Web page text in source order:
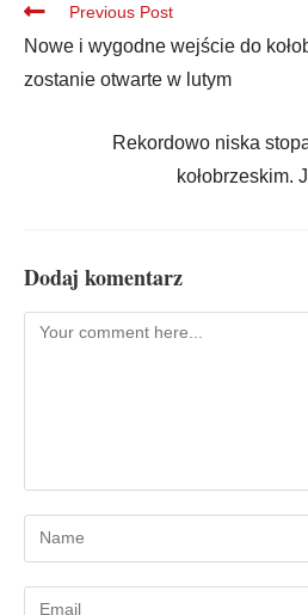
Previous Post
Nowe i wygodne wejście do
zostanie otwarte w lutym
Rekordowo niska
kołobrzeskim.
Dodaj komentarz